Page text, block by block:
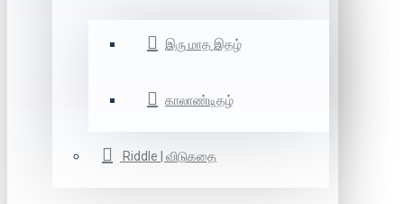
இரு மாத இதழ்
காலாண்டிதழ்
Riddle | விடுகதை